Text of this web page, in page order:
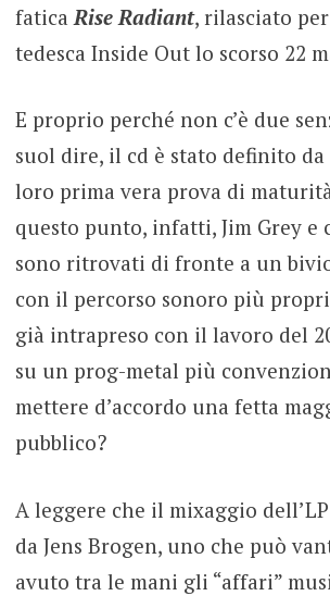
fatica Rise Radiant, rilasciato
tedesca Inside Out lo scorso 22
E proprio perché non c’è due
suol dire, il cd è stato definito
loro prima vera prova di
questo punto, infatti, Jim Grey e
sono ritrovati di fronte a un
con il percorso sonoro più
già intrapreso con il lavoro del
su un prog-metal più
mettere d’accordo una fetta
pubblico?
A leggere che il mixaggio
da Jens Brogen, uno che può
avuto tra le mani gli “affari”